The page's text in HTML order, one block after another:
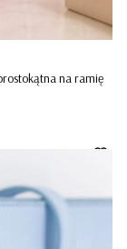
na ramię